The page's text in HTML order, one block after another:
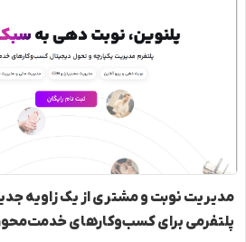
مدیریت نوبت و مشتری از یک زاویه
پلتفرمی برای کسب‌وکارهای